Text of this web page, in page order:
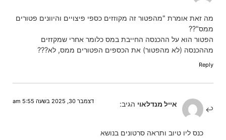
מה זאת אומרת "מהפטור זה מקוזזים כספי פיצויים והיוונים פטורים
ממס"??
הפטור הוא על ההכנסה החייבת במס כלומר אחרי שמקזזים
מההכנסה (לא מהפטור) את הכספים הפטורים ממס, לא???
Reply
אייל מנדלאוי הגיב: דצמבר 30, 2025 בשעה 5:55 am
כנס ליו טיוב ותראה סרטונים בנושא